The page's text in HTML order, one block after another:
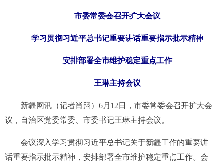
市委常委会召开扩大会议
学习贯彻习近平总书记重要讲话重要指示批示精神
安排部署全市维护稳定重点工作
王琳主持会议
新疆网讯（记者肖翔）6月12日，市委常委会召开扩大会
议，自治区党委常委、市委书记王琳主持会议。
会议深入学习贯彻习近平总书记关于新疆工作的重要讲
话重要指示批示精神，安排部署全市维护稳定重点工作。会